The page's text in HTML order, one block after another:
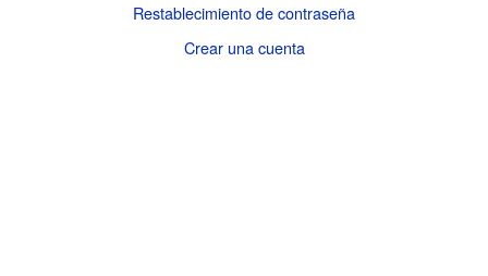
Restablecimiento de contraseña
Crear una cuenta